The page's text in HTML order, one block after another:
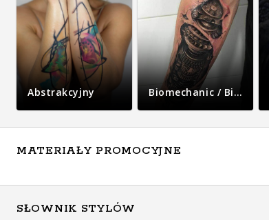
Abstrakcyjny Biomechanic / Bio-organic
MATERIAŁY PROMOCYJNE
SŁOWNIK STYLÓW